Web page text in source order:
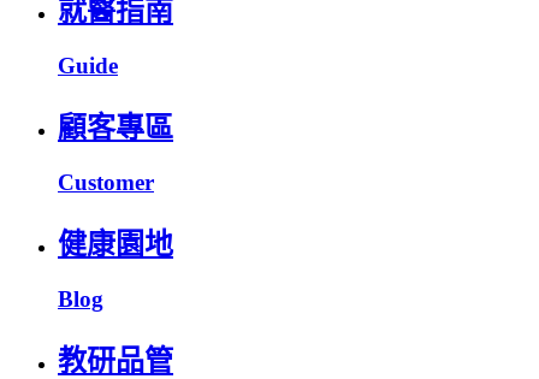
就醫指南
Guide
顧客專區
Customer
健康園地
Blog
教研品管